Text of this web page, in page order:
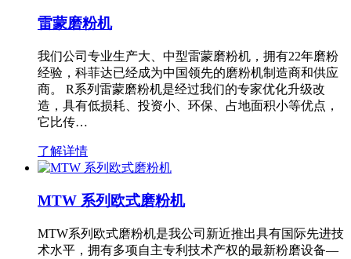
雷蒙磨粉机
我们公司专业生产大、中型雷蒙磨粉机，拥有22年磨粉
经验，科菲达已经成为中国领先的磨粉机制造商和供应
商。 R系列雷蒙磨粉机是经过我们的专家优化升级改
造，具有低损耗、投资小、环保、占地面积小等优点，
它比传…
了解详情
MTW 系列欧式磨粉机
MTW系列欧式磨粉机是我公司新近推出具有国际先进技
术水平，拥有多项自主专利技术产权的最新粉磨设备—